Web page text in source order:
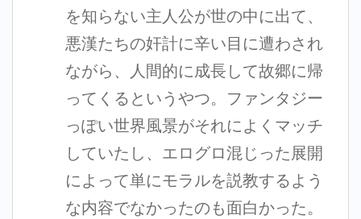
を知らない主人公が世の中に出て、
悪漢たちの奸計に辛い目に遭わされ
ながら、人間的に成長して故郷に帰
ってくるというやつ。ファンタジー
っぽい世界風景がそれによくマッチ
していたし、エログロ混じった展開
によって単にモラルを説教するよう
な内容でなかったのも面白かった。